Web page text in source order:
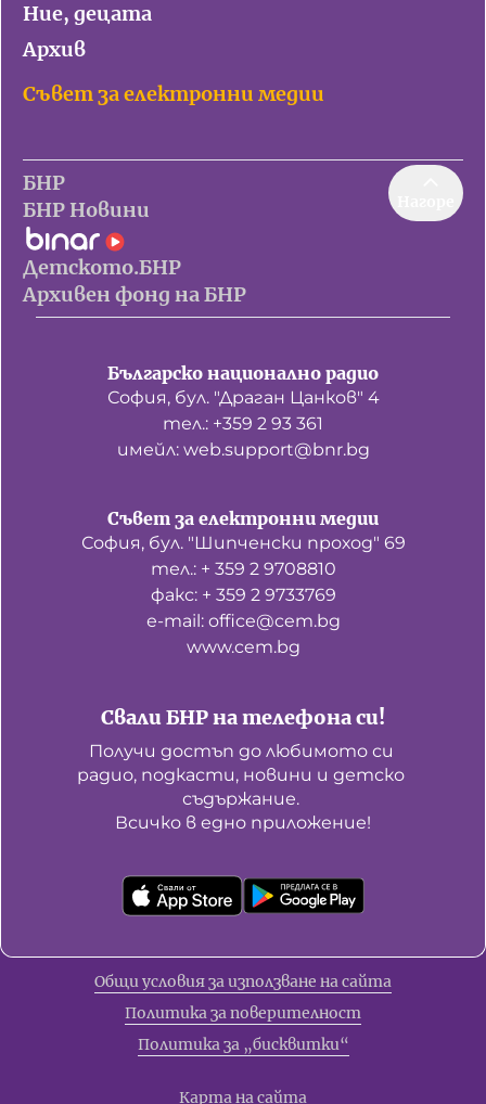
Ние, децата
Архив
Съвет за електронни медии
БНР
БНР Новини
Детското.БНР
Архивен фонд на БНР
Българско национално радио
София, бул. "Драган Цанков" 4
тел.: +359 2 93 361
имейл: web.support@bnr.bg
Свали БНР на телефона си!
Получи достъп до любимото си
радио, подкасти, новини и детско
съдържание.
Всичко в едно приложение!
Съвет за електронни медии
София, бул. "Шипченски проход" 69
тел.: + 359 2 9708810
факс: + 359 2 9733769
е-mail: office@cem.bg
www.cem.bg
Общи условия за използване на сайта
Политика за поверителност
Политика за „бисквитки“
Карта на сайта